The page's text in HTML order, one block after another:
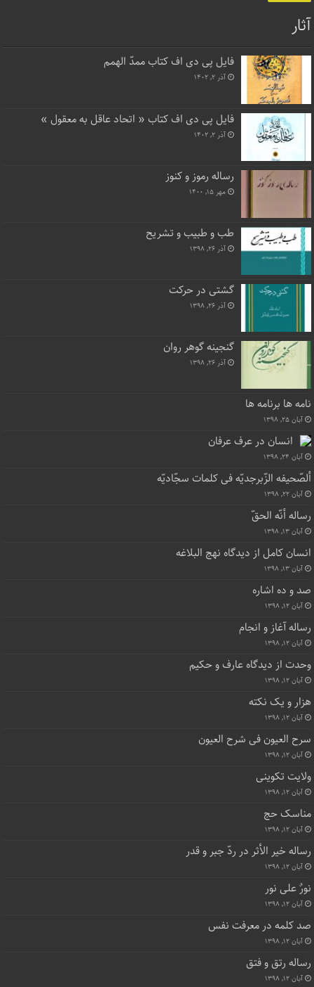
آثار
فایل پی دی اف کتاب ممدّ الهمم
آذر ۲, ۱۴۰۲
فایل پی دی اف کتاب « اتحاد عاقل به معقول »
آذر ۲, ۱۴۰۲
رساله رموز و کنوز
مهر ۱۵, ۱۴۰۰
طب و طبیب و تشریح
آذر ۲۶, ۱۳۹۸
گشتی در حرکت
آذر ۲۶, ۱۳۹۸
گنجینه گوهر روان
آذر ۲۶, ۱۳۹۸
نامه ها برنامه ها
آبان ۲۵, ۱۳۹۸
انسان در عرف عرفان
آبان ۲۴, ۱۳۹۸
ألصّحیفه الزّبرجدیّه فی کلمات سجّادیّه
آبان ۲۲, ۱۳۹۸
رساله أنّه الحقّ
آبان ۱۳, ۱۳۹۸
انسان کامل از دیدگاه نهج البلاغه
آبان ۱۳, ۱۳۹۸
صد و ده اشاره
آبان ۱۲, ۱۳۹۸
رساله آغاز و انجام
آبان ۱۲, ۱۳۹۸
وحدت از دیدگاه عارف و حکیم
آبان ۱۲, ۱۳۹۸
هزار و یک نکته
آبان ۱۲, ۱۳۹۸
سرح العیون فی شرح العیون
آبان ۱۲, ۱۳۹۸
ولایت تکوینی
آبان ۱۲, ۱۳۹۸
مناسک حج
آبان ۱۲, ۱۳۹۸
رساله خیر الأثر در ردّ جبر و قدر
آبان ۱۲, ۱۳۹۸
نورٌ علی نور
آبان ۱۲, ۱۳۹۸
صد کلمه در معرفت نفس
آبان ۱۲, ۱۳۹۸
رساله رتق و فتق
آبان ۱۲, ۱۳۹۸